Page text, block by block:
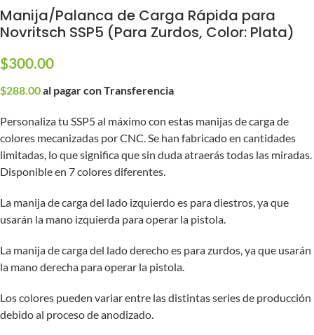
Manija/Palanca de Carga Rápida para
Novritsch SSP5 (Para Zurdos, Color: Plata)
$300.00
$288.00al pagar con Transferencia
Personaliza tu SSP5 al máximo con estas manijas de carga de
colores mecanizadas por CNC. Se han fabricado en cantidades
limitadas, lo que significa que sin duda atraerás todas las miradas.
Disponible en 7 colores diferentes.
La manija de carga del lado izquierdo es para diestros, ya que
usarán la mano izquierda para operar la pistola.
La manija de carga del lado derecho es para zurdos, ya que usarán
la mano derecha para operar la pistola.
Los colores pueden variar entre las distintas series de producción
debido al proceso de anodizado.